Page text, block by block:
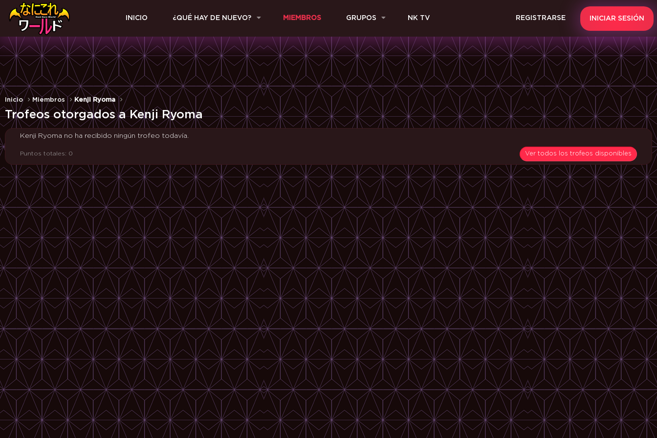
INICIO ¿QUÉ HAY DE NUEVO? MIEMBROS GRUPOS NK TV INICIAR SESIÓN
REGISTRARSE
Inicio Miembros Kenji Ryoma
Trofeos otorgados a Kenji Ryoma
Kenji Ryoma no ha recibido ningún trofeo todavía.
Puntos totales: 0 Ver todos los trofeos disponibles